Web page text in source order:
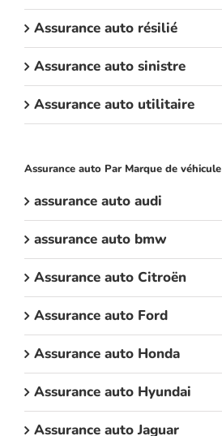
Assurance auto résilié
Assurance auto sinistre
Assurance auto utilitaire
Assurance auto Par Marque de véhicule
assurance auto audi
assurance auto bmw
Assurance auto Citroën
Assurance auto Ford
Assurance auto Honda
Assurance auto Hyundai
Assurance auto Jaguar